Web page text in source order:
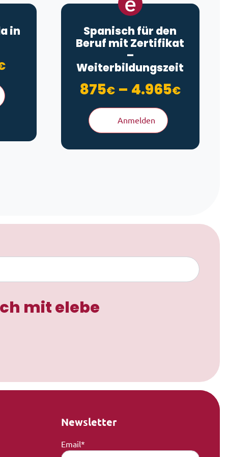
in
Preisspanne: 90€ bis 180€
Spanisch für den
Beruf mit Zertifikat
–
Weiterbildungszeit
875€ – 4.965€
Anmelden
mit elebe
Newsletter
Email*